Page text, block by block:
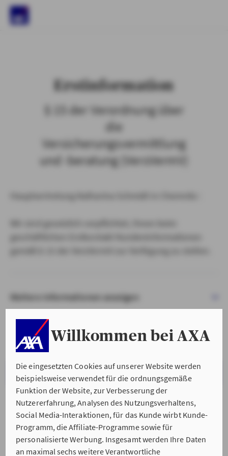
Willkommen bei AXA
Die eingesetzten Cookies auf unserer Website werden
beispielsweise verwendet für die ordnungsgemäße
Funktion der Website, zur Verbesserung der
Nutzererfahrung, Analysen des Nutzungsverhaltens,
Social Media-Interaktionen, für das Kunde wirbt Kunde-
Programm, die Affiliate-Programme sowie für
personalisierte Werbung. Insgesamt werden Ihre Daten
an maximal sechs weitere Verantwortliche
Erstinformation
§ 15 der Verordnung über
die
Versicherungsvermittlung
und -beratung (VersVermV)
Weitere Informationen anzeigen
VERSTANDEN & WEITER